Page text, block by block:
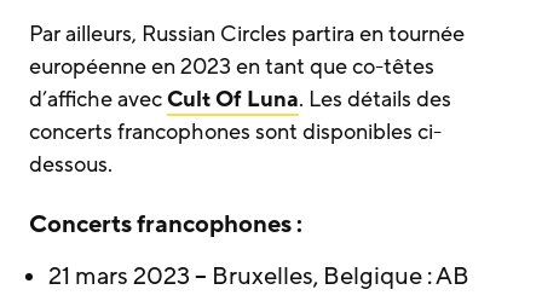
Par ailleurs, Russian Circles partira en tournée
européenne en 2023 en tant que co-têtes
d’affiche avecCult Of Luna. Les détails des
concerts francophones sont disponibles ci-
dessous.
Concerts francophones :
21 mars 2023 – Bruxelles, Belgique : AB